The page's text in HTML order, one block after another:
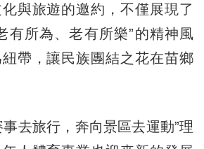
與旅遊的邀約，不僅展現了
有所為、老有所樂”的精神風
帶，讓民族團結之花在苗鄉
旅行，奔向景區去運動”理